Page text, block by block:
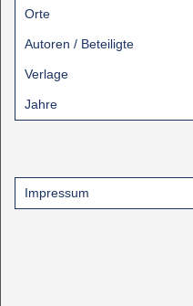
Orte
Autoren / Beteiligte
Verlage
Jahre
Impressum